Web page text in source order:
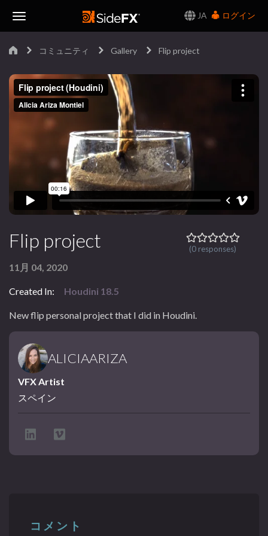
JA
ログイン
コミュニティ Gallery Flip project
Flip project
11月 04, 2020
Created In: Houdini 18.5
(0 responses)
New flip personal project that I did in Houdini.
ALICIAARIZA
VFX Artist
スペイン
コメント